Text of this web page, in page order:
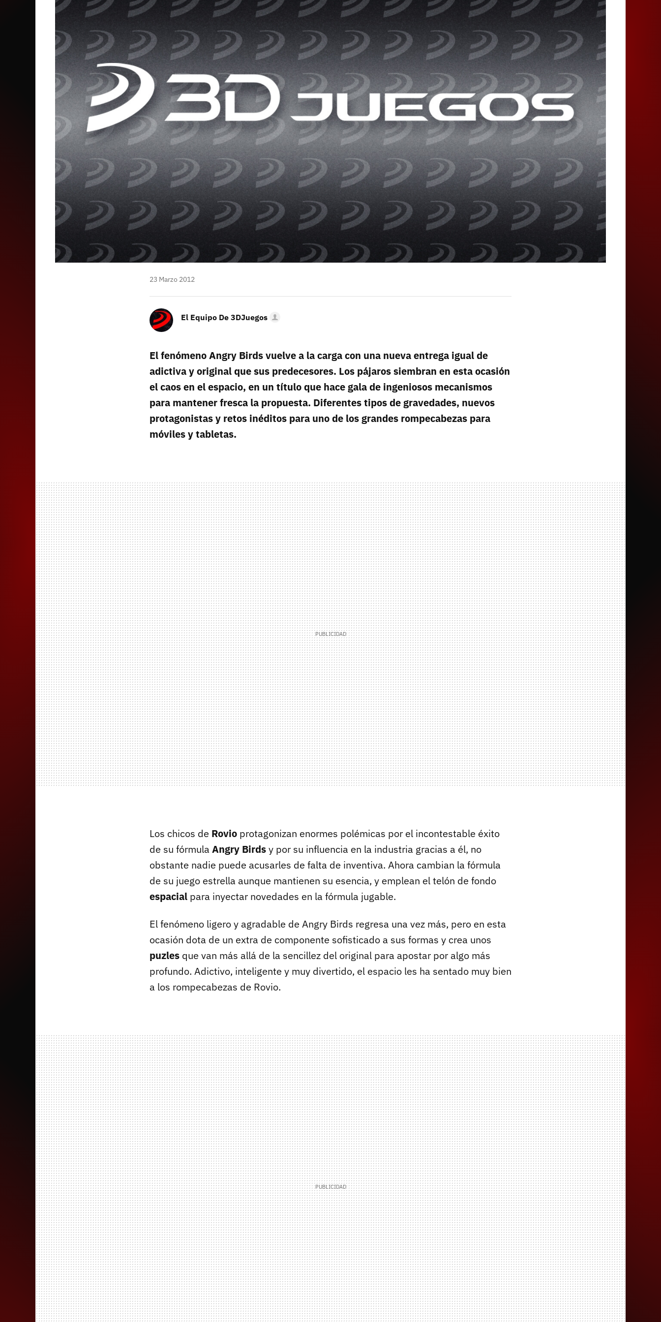
23 Marzo 2012
El Equipo De 3DJuegos
El fenómeno Angry Birds vuelve a la carga con una nueva entrega igual de
adictiva y original que sus predecesores. Los pájaros siembran en esta ocasión
el caos en el espacio, en un título que hace gala de ingeniosos mecanismos
para mantener fresca la propuesta. Diferentes tipos de gravedades, nuevos
protagonistas y retos inéditos para uno de los grandes rompecabezas para
móviles y tabletas.
Los chicos de Rovio protagonizan enormes polémicas por el incontestable éxito
de su fórmula Angry Birdsy por su influencia en la industria gracias a él, no
obstante nadie puede acusarles de falta de inventiva. Ahora cambian la fórmula
de su juego estrella aunque mantienen su esencia, y emplean el telón de fondo
espacial para inyectar novedades en la fórmula jugable.
El fenómeno ligero y agradable de Angry Birds regresa una vez más, pero en esta
ocasión dota de un extra de componente sofisticado a sus formas y crea unos
puzles que van más allá de la sencillez del original para apostar por algo más
profundo. Adictivo, inteligente y muy divertido, el espacio les ha sentado muy bien
a los rompecabezas de Rovio.